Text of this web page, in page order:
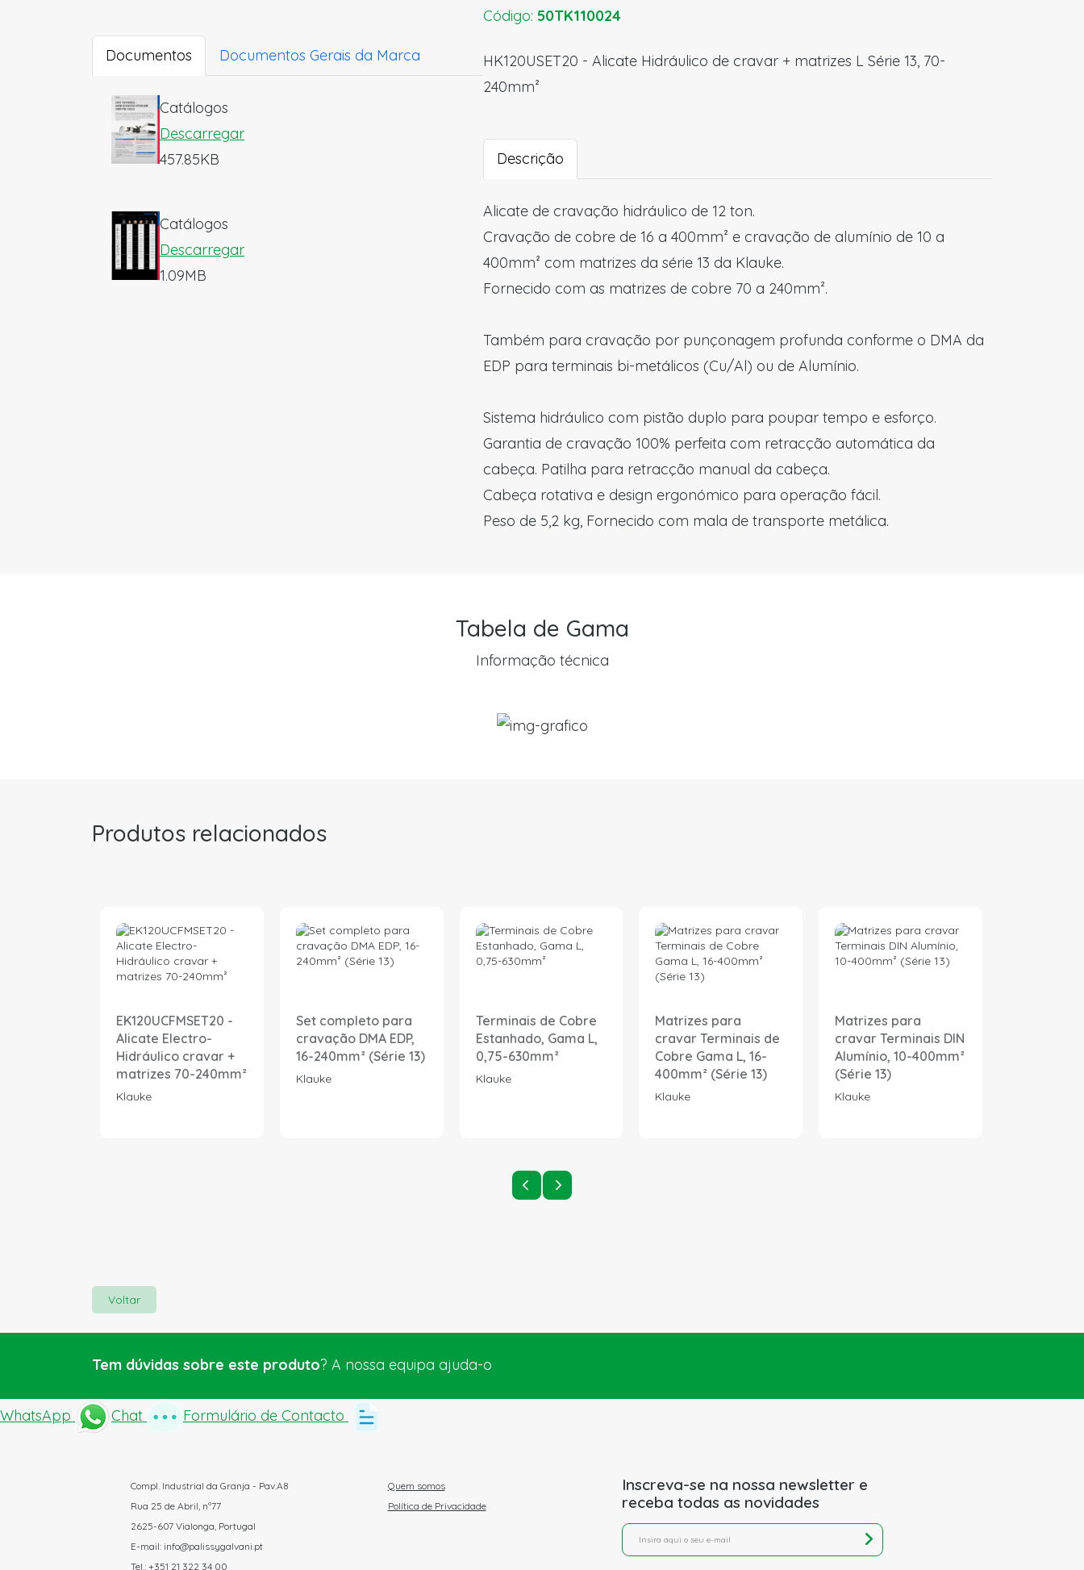
Documentos Documentos Gerais da Marca
Catálogos
Descarregar
457.85KB
Catálogos
Descarregar
1.09MB
Código: 50TK110024
HK120USET20 - Alicate Hidráulico de cravar + matrizes L Série 13, 70-
240mm²
Descrição
Alicate de cravação hidráulico de 12 ton.
Cravação de cobre de 16 a 400mm² e cravação de alumínio de 10 a
400mm² com matrizes da série 13 da Klauke.
Fornecido com as matrizes de cobre 70 a 240mm².
Também para cravação por punçonagem profunda conforme o DMA da
EDP para terminais bi-metálicos (Cu/Al) ou de Alumínio.
Sistema hidráulico com pistão duplo para poupar tempo e esforço.
Garantia de cravação 100% perfeita com retracção automática da
cabeça. Patilha para retracção manual da cabeça.
Cabeça rotativa e design ergonómico para operação fácil.
Peso de 5,2 kg, Fornecido com mala de transporte metálica.
Tabela de Gama
Informação técnica
Produtos relacionados
EK120UCFMSET20 -
Alicate Electro-
Hidráulico cravar +
matrizes 70-240mm²
Klauke
Set completo para
cravação DMA EDP,
16-240mm² (Série 13)
Klauke
Terminais de Cobre
Estanhado, Gama L,
0,75-630mm²
Klauke
Matrizes para
cravar Terminais de
Cobre Gama L, 16-
400mm² (Série 13)
Klauke
Matrizes para
cravar Terminais DIN
Alumínio, 10-400mm²
(Série 13)
Klauke
Voltar
Tem dúvidas sobre este produto? A nossa equipa ajuda-o
WhatsApp Chat Formulário de Contacto
Compl. Industrial da Granja - Pav.A8
Rua 25 de Abril, nº77
2625-607 Vialonga, Portugal
E-mail: info@palissygalvani.pt
Tel.: +351 21 322 34 00
Quem somos
Política de Privacidade
Inscreva-se na nossa newsletter e
receba todas as novidades